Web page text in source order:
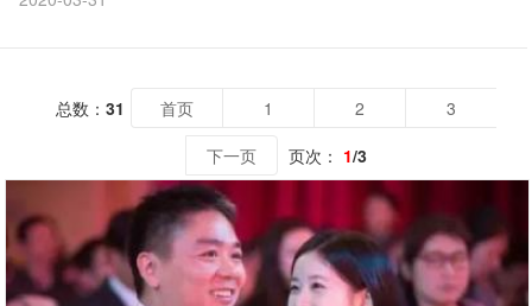
总数： 31 首页 1 2
3
下一页
页次： 1/3